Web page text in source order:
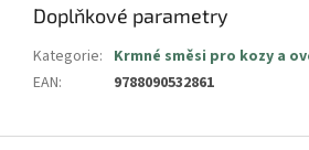
Doplňkové parametry
Kategorie: Krmné směsi pro kozy a
EAN: 9788090532861